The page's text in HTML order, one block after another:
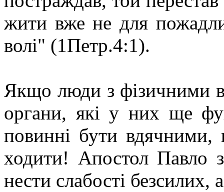
жити вже не для
волі" (1Петр.4:1).
Якщо люди з фізичними
органи, які у них ще
повинні бути
ходити! Апостол Павло
нести слабості